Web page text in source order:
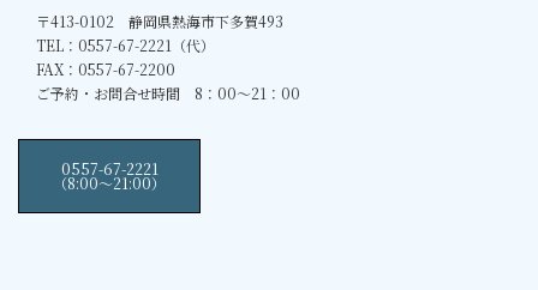
〒413-0102 静岡県熱海市下多賀493
TEL：0557-67-2221（代）
FAX：0557-67-2200
ご予約・お問合せ時間 8：00～21：00
0557-67-2221
（8:00〜21:00）